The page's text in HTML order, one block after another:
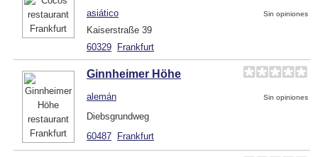
asiático Sin opiniones
Kaiserstraße 39
60329 Frankfurt
Ginnheimer Höhe
alemán Sin opiniones
Diebsgrundweg
60487 Frankfurt